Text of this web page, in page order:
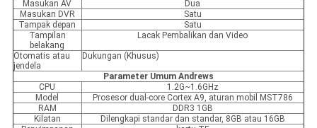
Masukan AV
Dua
Masukan DVR
Satu
Tampak depan
Satu
Tampilan
belakang
Lacak Pembalikan dan Video
Otomatis atau
jendela
Dukungan (Khusus)
Parameter Umum Andrews
CPU
1.2G~1.6GHz
Model
Prosesor dual-core Cortex A9, aturan mobil MST786
RAM
DDR3 1GB
Kilatan
Dilengkapi standar dan standar, 8GB atau 16GB